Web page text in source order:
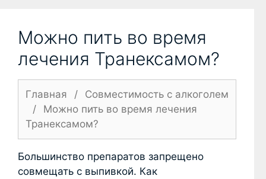
Можно пить во время
лечения Транексамом?
Главная /
Совместимость с алкоголем
/
Можно пить во время лечения
Транексамом?
Большинство препаратов запрещено
совмещать с выпивкой. Как